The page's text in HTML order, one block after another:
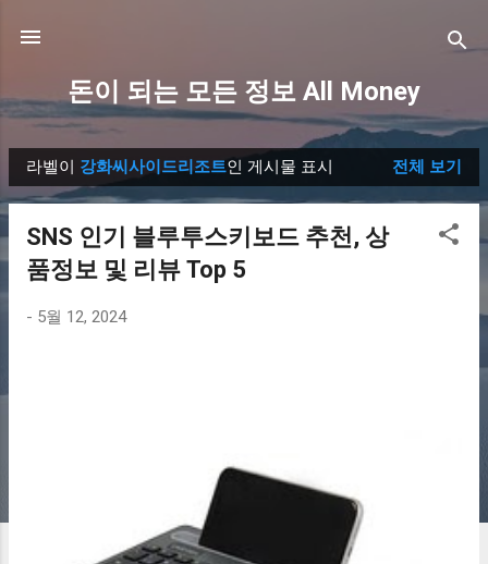
돈이 되는 모든 정보 All Money
글
라벨이 강화씨사이드리조트인 게시물 표시 전체 보기
SNS 인기 블루투스키보드 추천, 상
품정보 및 리뷰 Top 5
- 5월 12, 2024